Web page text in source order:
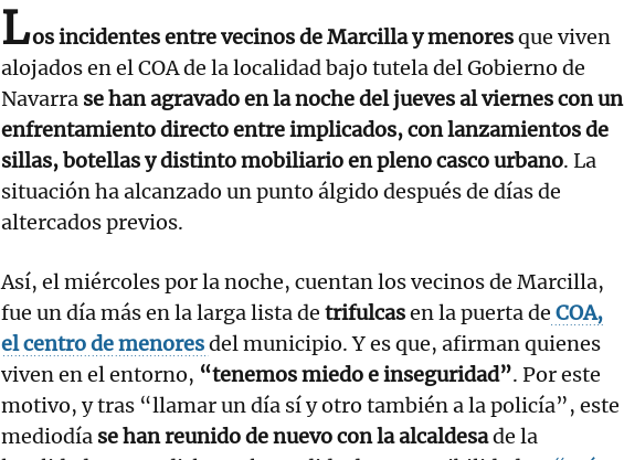
Los incidentes entre vecinos de Marcilla y menoresque viven
alojados en el COA de la localidad bajo tutela del Gobierno de
Navarra se han agravado en la noche del jueves al viernes con un
enfrentamiento directo entre implicados, con lanzamientos de
sillas, botellas y distinto mobiliario en pleno casco urbano. La
situación ha alcanzado un punto álgido después de días de
altercados previos.
Así, el miércoles por la noche, cuentan los vecinos de Marcilla,
fue un día más en la larga lista de trifulcasen la puerta de COA,
el centro de menoresdel municipio. Y es que, afirman quienes
viven en el entorno, “tenemos miedo e inseguridad”. Por este
motivo, y tras “llamar un día sí y otro también a la policía”, este
mediodía se han reunido de nuevo con la alcaldesade la